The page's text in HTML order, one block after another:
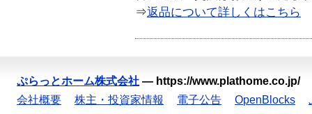
⇒返品について詳しくはこちら
ぷらっとホーム株式会社 — https://www.plathome.co.jp/
会社概要
株主・投資家情報 電子公告 OpenBlocks